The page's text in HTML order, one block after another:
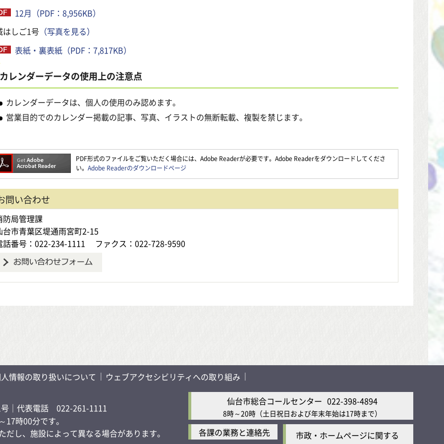
12月（PDF：8,956KB）
はしご1号 （写真を見る）
表紙・裏表紙（PDF：7,817KB）
カレンダーデータの使用上の注意点
カレンダーデータは、個人の使用のみ認めます。
営業目的でのカレンダー掲載の記事、写真、イラストの無断転載、複製を禁じます。
PDF形式のファイルをご覧いただく場合には、Adobe Readerが必要です。Adobe Readerをダウンロードしてくださ
い。 Adobe Readerのダウンロードページ
問い合わせ
防局管理課
台市青葉区堤通雨宮町2-15
話番号：022-234-1111
ファクス：022-728-9590
情報の取り扱いについて ウェブアクセシビリティへの取り組み
｜代表電話 022-261-1111
時00分です。
し、施設によって異なる場合があります。
仙台市総合コールセンター 022-398-4894
8時～20時 （土日祝日および年末年始は17時まで）
各課の業務と連絡先
市政・ホームページに関する